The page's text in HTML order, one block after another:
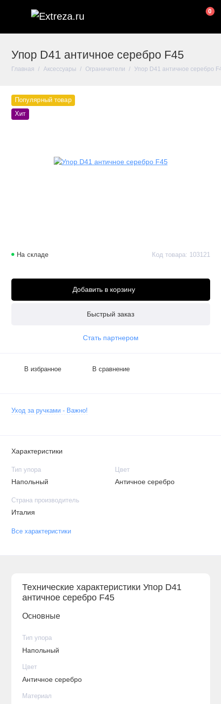
0
Упор D41 античное серебро F45
Главная Аксессуары Ограничители Упор D41 античное серебро
Популярный товар
Хит
На складе Код товара: 103121
Добавить в корзину
Быстрый заказ
Стать партнером
В избранное В сравнение
Уход за ручками - Важно!
Характеристики
Тип упора
Напольный
Цвет
Античное серебро
Страна производитель
Италия
Все характеристики
Технические характеристики Упор D41
античное серебро F45
Основные
Тип упора
Напольный
Цвет
Античное серебро
Материал